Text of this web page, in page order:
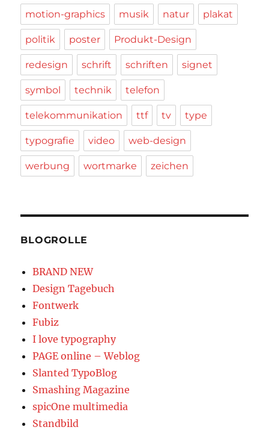
motion-graphics musik natur plakat
politik poster Produkt-Design
redesign schrift schriften signet
symbol technik telefon
telekommunikation ttf tv type
typografie video web-design
werbung wortmarke zeichen
BLOGROLLE
BRAND NEW
Design Tagebuch
Fontwerk
Fubiz
I love typography
PAGE online – Weblog
Slanted TypoBlog
Smashing Magazine
spicOne multimedia
Standbild